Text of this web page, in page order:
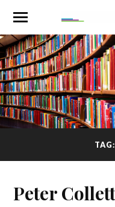
TAG:
Peter